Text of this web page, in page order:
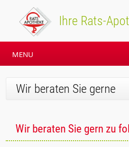
Ihre Rats-
MENU
Wir beraten Sie gerne
Wir beraten Sie gern zu